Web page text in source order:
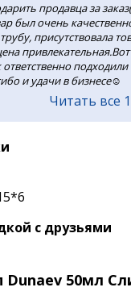
продавца за
был очень
присутствовала
и удачи в бизнесе☺️
Читать все
с друзьями
50мл